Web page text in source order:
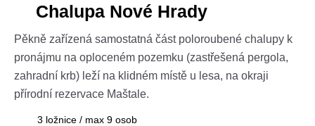
Chalupa Nové Hrady
Pěkně zařízená samostatná část poloroubené chalupy k
pronájmu na oploceném pozemku (zastřešená pergola,
zahradní krb) leží na klidném místě u lesa, na okraji
přírodní rezervace Maštale.
3 ložnice / max 9 osob